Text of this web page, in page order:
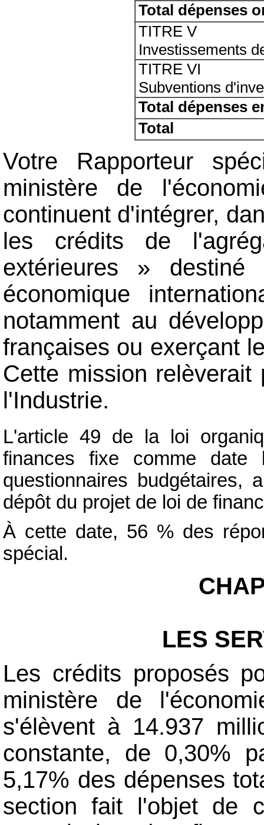
Total dépenses
TITRE V
Investissements
TITRE VI
Subventions
Total dépenses
Total
Votre Rapporteur
ministère de
continuent d'intégrer,
les crédits de
extérieures »
économique
notamment au
françaises ou exerçant
Cette mission
l'Industrie.
L'article 49 de la loi
finances fixe comme
questionnaires
dépôt du projet de loi de
À cette date, 56 % des
spécial.
LES
Les crédits proposés
ministère de
s'élèvent à 14.937
constante, de 0,30%
5,17% des dépenses
section fait l'objet de